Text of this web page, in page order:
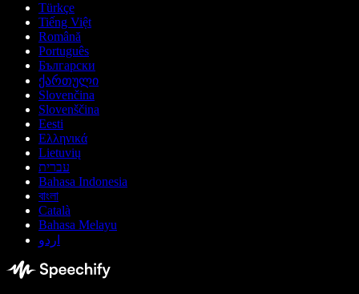
Türkçe
Tiếng Việt
Română
Português
Български
ქართული
Slovenčina
Slovenščina
Eesti
Ελληνικά
Lietuvių
עברית
Bahasa Indonesia
বাংলা
Català
Bahasa Melayu
اردو